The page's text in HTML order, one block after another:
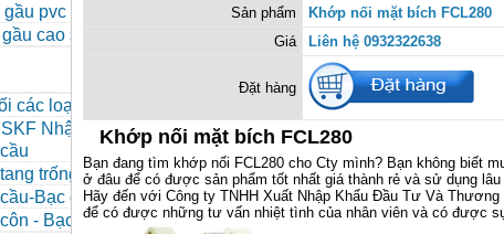
gầu pvc
cao su
các loại
Nhật
trống tự
Bạc đạn
- Bạc
Sản phẩm
Khớp nối mặt bích FCL280
Giá
Liên hệ 0932322638
Đặt hàng
Khớp nối mặt bích FCL280
Bạn đang tìm khớp nối FCL280 cho Cty mình? Bạn không biết
ở đâu để có được sản phẩm tốt nhất giá thành rẻ và sử dụng lâu
Hãy đến với Công ty TNHH Xuất Nhập Khẩu Đầu Tư Và Thương
để có được những tư vấn nhiệt tình của nhân viên và có được